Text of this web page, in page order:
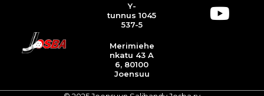
Y-
tunnus 1045
537-5
Merimiehe
nkatu 43 A
6, 80100
Joensuu